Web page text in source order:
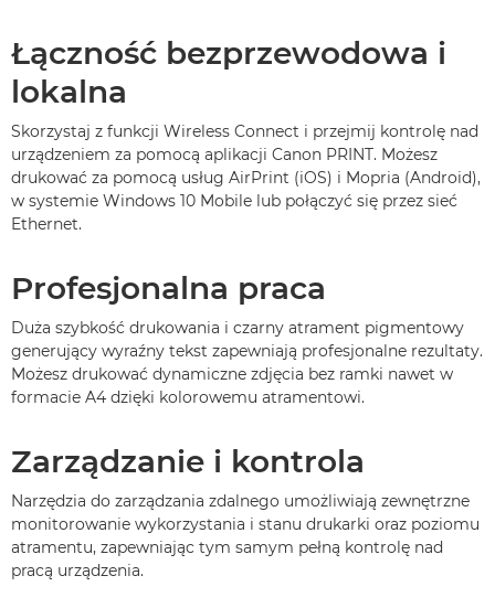
Łączność bezprzewodowa i
lokalna
Skorzystaj z funkcji Wireless Connect i przejmij kontrolę nad
urządzeniem za pomocą aplikacji Canon PRINT. Możesz
drukować za pomocą usług AirPrint (iOS) i Mopria (Android),
w systemie Windows 10 Mobile lub połączyć się przez sieć
Ethernet.
Profesjonalna praca
Duża szybkość drukowania i czarny atrament pigmentowy
generujący wyraźny tekst zapewniają profesjonalne rezultaty.
Możesz drukować dynamiczne zdjęcia bez ramki nawet w
formacie A4 dzięki kolorowemu atramentowi.
Zarządzanie i kontrola
Narzędzia do zarządzania zdalnego umożliwiają zewnętrzne
monitorowanie wykorzystania i stanu drukarki oraz poziomu
atramentu, zapewniając tym samym pełną kontrolę nad
pracą urządzenia.